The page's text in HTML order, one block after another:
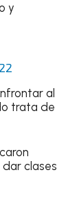
y
al
trata de
dar clases